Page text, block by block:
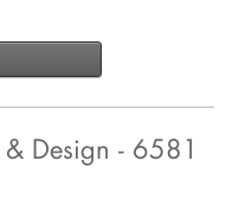
Design - 6581